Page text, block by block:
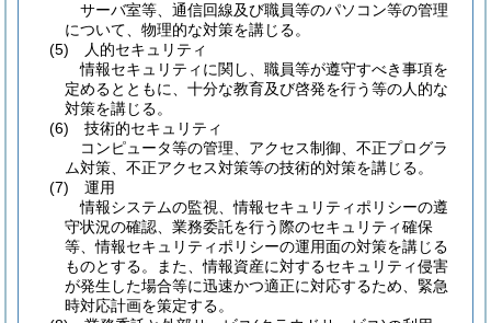
サーバ室等、通信回線及び職員等のパソコン等の管理
について、物理的な対策を講じる。
(5)
人的セキュリティ
情報セキュリティに関し、職員等が遵守すべき事項を
定めるとともに、十分な教育及び啓発を行う等の人的な
対策を講じる。
(6)
技術的セキュリティ
コンピュータ等の管理、アクセス制御、不正プログラ
ム対策、不正アクセス対策等の技術的対策を講じる。
(7)
運用
情報システムの監視、情報セキュリティポリシーの遵
守状況の確認、業務委託を行う際のセキュリティ確保
等、情報セキュリティポリシーの運用面の対策を講じる
ものとする。また、情報資産に対するセキュリティ侵害
が発生した場合等に迅速かつ適正に対応するため、緊急
時対応計画を策定する。